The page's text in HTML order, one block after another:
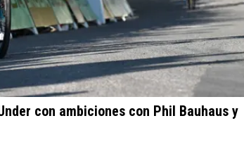
con ambiciones con Phil Bauhaus y